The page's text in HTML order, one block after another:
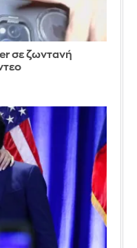
σε ζωντανή